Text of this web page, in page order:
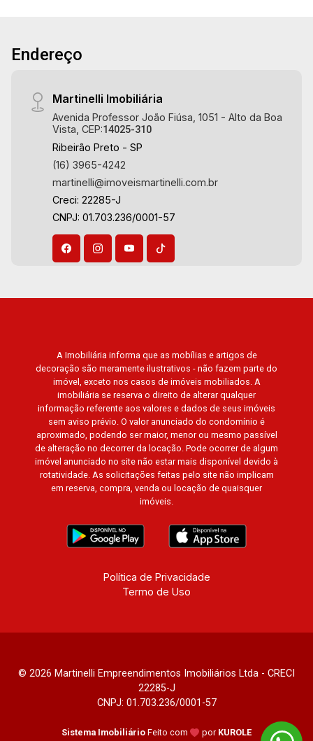
21
22
Endereço
Martinelli Imobiliária
Avenida Professor João Fiúsa, 1051 - Alto da Boa
Vista, CEP:14025-310
Ribeirão Preto - SP
(16) 3965-4242
martinelli@imoveismartinelli.com.br
Creci: 22285-J
CNPJ: 01.703.236/0001-57
A Imobiliária informa que as mobílias e artigos de
decoração são meramente ilustrativos - não fazem parte do
imóvel, exceto nos casos de imóveis mobiliados. A
imobiliária se reserva o direito de alterar qualquer
informação referente aos valores e dados de seus imóveis
sem aviso prévio. O valor anunciado do condomínio é
aproximado, podendo ser maior, menor ou mesmo passível
de alteração no decorrer da locação. Pode ocorrer de algum
imóvel anunciado no site não estar mais disponível devido à
rotatividade. As solicitações feitas pelo site não implicam
em reserva, compra, venda ou locação de quaisquer
imóveis.
Política de Privacidade
Termo de Uso
© 2026 Martinelli Empreendimentos Imobiliários Ltda - CRECI
22285-J
CNPJ: 01.703.236/0001-57
Sistema Imobiliário Feito com por KUROLE